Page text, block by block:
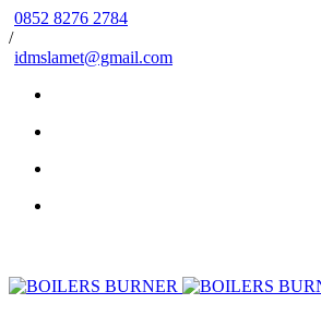
0852 8276 2784
/
idmslamet@gmail.com